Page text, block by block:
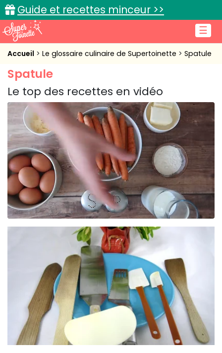
☰
Guide et recettes minceur >>
Accueil
Recettes de cuisine
Cuisine pratique
L'actu cuisine
Connexion
Accueil Le glossaire culinaire de Supertoinette Spatule
Spatule
Le top des recettes en vidéo